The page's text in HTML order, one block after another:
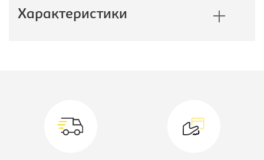
Характеристики
Цветовое решение: белый